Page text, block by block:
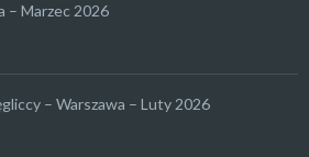
– Marzec 2026
– Warszawa – Luty 2026